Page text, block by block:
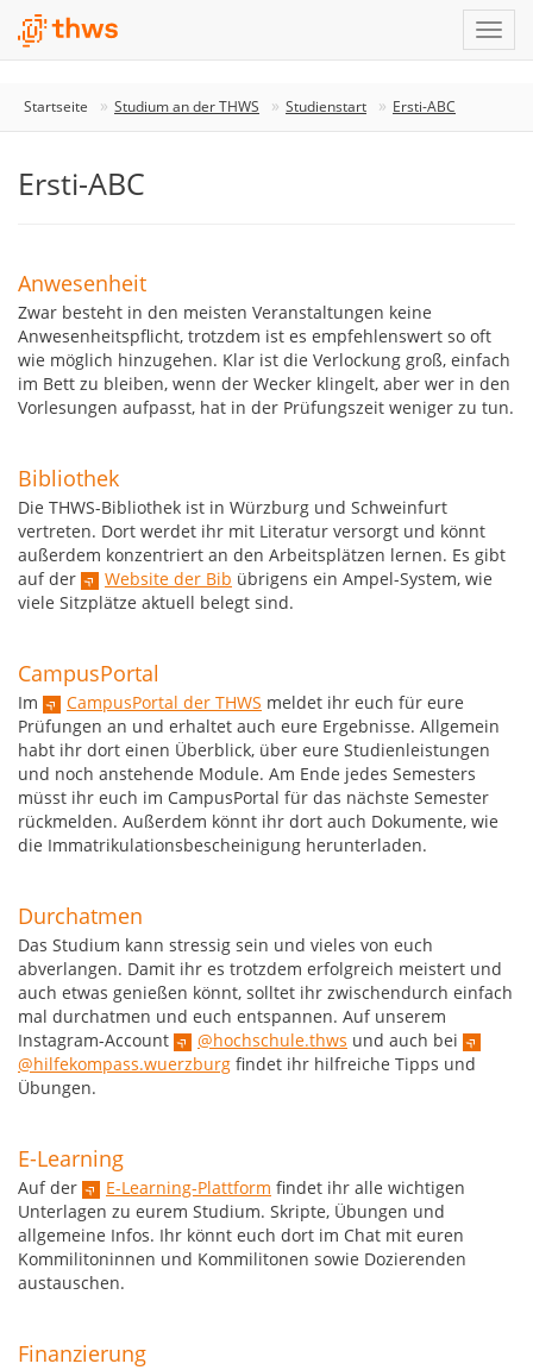
Startseite Studium an der THWS Studienstart Ersti-ABC
Ersti-ABC
Anwesenheit
Zwar besteht in den meisten Veranstaltungen keine
Anwesenheitspflicht, trotzdem ist es empfehlenswert so oft
wie möglich hinzugehen. Klar ist die Verlockung groß, einfach
im Bett zu bleiben, wenn der Wecker klingelt, aber wer in den
Vorlesungen aufpasst, hat in der Prüfungszeit weniger zu tun.
Bibliothek
Die THWS-Bibliothek ist in Würzburg und Schweinfurt
vertreten. Dort werdet ihr mit Literatur versorgt und könnt
außerdem konzentriert an den Arbeitsplätzen lernen. Es gibt
auf der
Website der Bib übrigens ein Ampel-System, wie
viele Sitzplätze aktuell belegt sind.
CampusPortal
Im CampusPortal der THWS meldet ihr euch für eure
Prüfungen an und erhaltet auch eure Ergebnisse. Allgemein
habt ihr dort einen Überblick, über eure Studienleistungen
und noch anstehende Module. Am Ende jedes Semesters
müsst ihr euch im CampusPortal für das nächste Semester
rückmelden. Außerdem könnt ihr dort auch Dokumente, wie
die Immatrikulationsbescheinigung herunterladen.
Durchatmen
Das Studium kann stressig sein und vieles von euch
abverlangen. Damit ihr es trotzdem erfolgreich meistert und
auch etwas genießen könnt, solltet ihr zwischendurch einfach
mal durchatmen und euch entspannen. Auf unserem
Instagram-Account
@hochschule.thws und auch bei
@hilfekompass.wuerzburg findet ihr hilfreiche Tipps und
Übungen.
E-Learning
Auf der E-Learning-Plattform findet ihr alle wichtigen
Unterlagen zu eurem Studium. Skripte, Übungen und
allgemeine Infos. Ihr könnt euch dort im Chat mit euren
Kommilitoninnen und Kommilitonen sowie Dozierenden
austauschen.
Finanzierung